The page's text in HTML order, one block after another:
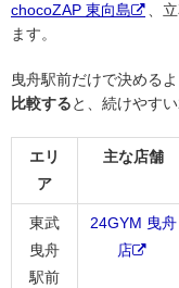
chocoZAP 東向島
、
ます。
曳舟駅前だけで決めるよ
比較すると、続けやす
エリ
ア
主な店舗
東武
曳舟
駅前
24GYM 曳舟
店